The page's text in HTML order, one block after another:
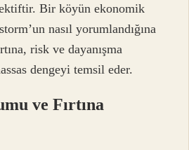
Bir köyün ekonomik
nasıl yorumlandığına
risk ve dayanışma
dengeyi temsil eder.
ve Fırtına